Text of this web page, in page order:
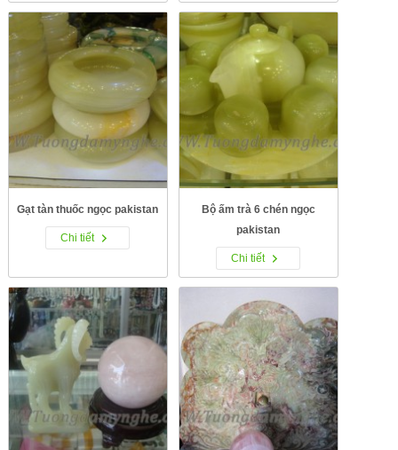
Gạt tàn thuốc ngọc pakistan
Chi tiết
Bộ ấm trà 6 chén ngọc
pakistan
Chi tiết